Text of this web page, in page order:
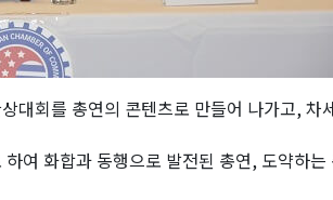
대회를 총연의 콘텐츠로 만들어 나가고, 차
여 화합과 동행으로 발전된 총연, 도약하는